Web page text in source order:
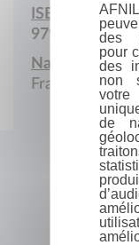
ISBN :
979-10-
Nationalité :
France
des
pour
des
non
de